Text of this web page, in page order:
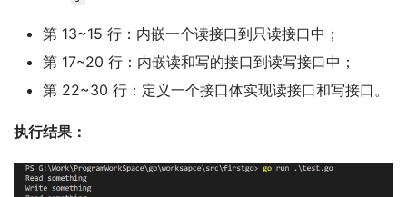
第 13~15 行：内嵌一个读接口到只读接口中；
第 17~20 行：内嵌读和写的接口到读写接口中；
第 22~30 行：定义一个接口体实现读接口和写接口。
执行结果：